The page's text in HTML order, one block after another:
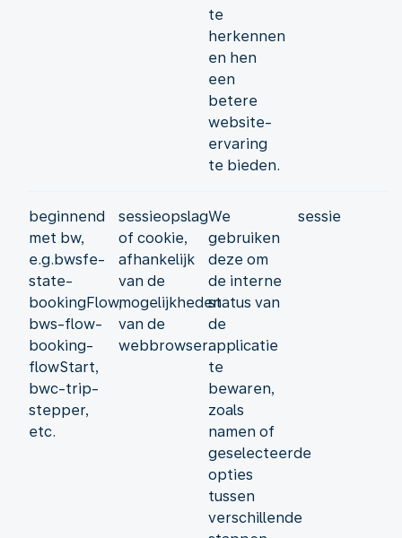
te
herkennen
en hen
een
betere
website-
ervaring
te bieden.
beginnend
met bw,
e.g.bwsfe-
state-
bookingFlow,
bws-flow-
booking-
flowStart,
bwc-trip-
stepper,
etc.
sessieopslag
of cookie,
afhankelijk
van de
mogelijkheden
van de
webbrowser.
We
gebruiken
deze om
de interne
status van
de
applicatie
te
bewaren,
zoals
namen of
geselecteerde
opties
tussen
verschillende
sessie